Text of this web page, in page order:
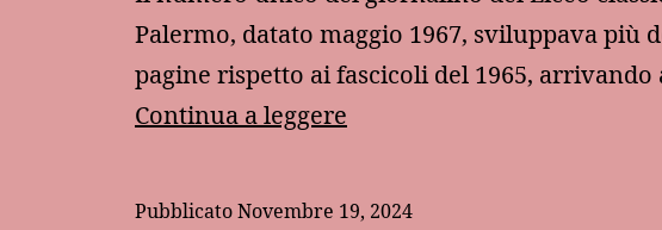
Palermo, datato maggio 1967, sviluppava più
pagine rispetto ai fascicoli del 1965, arrivando
Continua a leggere
PubblicatoNovembre 19, 2024